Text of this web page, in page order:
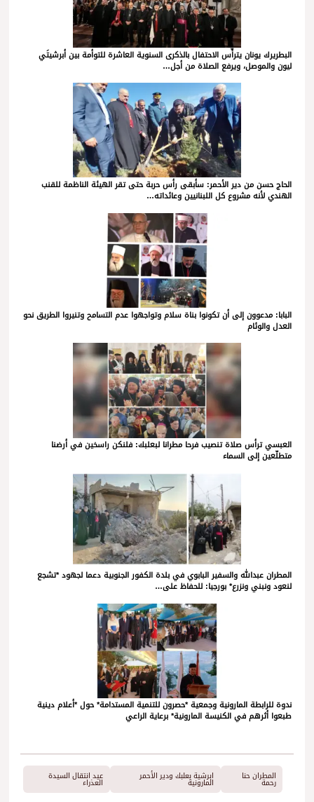
البطريرك يونان يترأّس الاحتفال بالذكرى السنوية العاشرة للتوأمة بين أبرشيتَي
ليون والموصل، ويرفع الصلاة من أجل…
الحاج حسن من دير الأحمر: سأبقى رأس حربة حتى تقر الهيئة الناظمة للقنب
الهندي لأنه مشروع كل اللبنانيين وعائداته…
البابا: مدعوون إلى أن تكونوا بناة سلام وتواجهوا عدم التسامح وتنيروا الطريق نحو
العدل والوئام
العبسي ترأس صلاة تنصيب فرحا مطرانا لبعلبك: فلنكن راسخين في أرضنا
متطلّعين إلى السماء
المطران عبدالله والسفير البابوي في بلدة الكفور الجنوبية دعما لجهود *تشجع
لنعود ونبني ونزرع* بورجيا: للحفاظ على…
ندوة للرابطة المارونية وجمعية *حصرون للتنمية المستدامة* حول *أعلام دينية
طبعوا أثرهم في الكنيسة المارونية* برعاية الراعي
المطران حنا
رحمة
ابرشية بعلبك ودير الأحمر
المارونية
عيد انتقال السيدة
العذراء